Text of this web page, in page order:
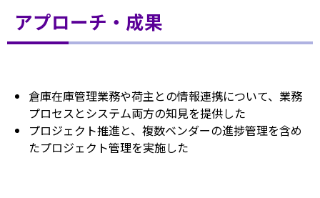
アプローチ・成果
倉庫在庫管理業務や荷主との情報連携について、業務
プロセスとシステム両方の知見を提供した
プロジェクト推進と、複数ベンダーの進捗管理を含め
たプロジェクト管理を実施した